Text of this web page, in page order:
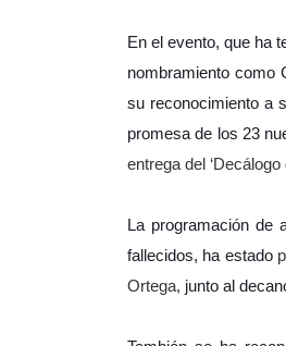
En el evento, que ha
nombramiento como
su reconocimiento a
promesa de los 23
entrega del ‘Decálogo
La programación de
fallecidos, ha estado
Ortega, junto al